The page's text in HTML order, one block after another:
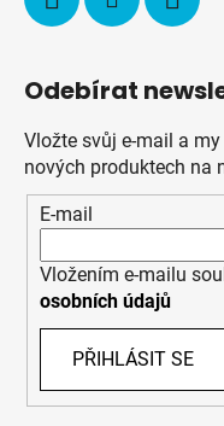
Odebírat
Vložte svůj e-mail a
nových produktech na
E-mail
Vložením e-mailu
osobních údajů
PŘIHLÁSIT SE